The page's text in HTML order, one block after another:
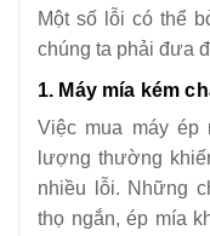
Một số lỗi có thể
chúng ta phải đưa
1. Máy mía kém
Việc mua máy ép
lượng thường
nhiều lỗi. Những
thọ ngắn, ép mía